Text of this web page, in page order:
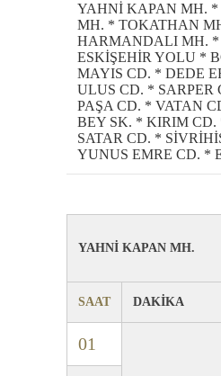
YAHNİ KAPAN MH. *
MH. * TOKATHAN
HARMANDALI MH.
ESKİŞEHİR YOLU *
MAYIS CD. * DEDE
ULUS CD. * SARPER
PAŞA CD. * VATAN
BEY SK. * KIRIM
SATAR CD. *
YUNUS EMRE CD. *
YAHNİ KAPAN MH.
SAAT DAKİKA
01